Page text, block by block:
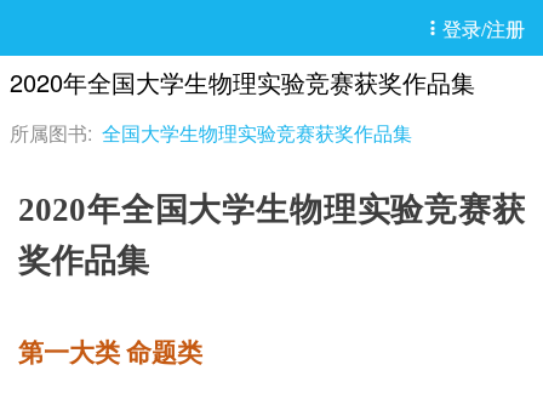
登录/注册
2020年全国大学生物理实验竞赛获奖作品集
所属图书: 全国大学生物理实验竞赛获奖作品集
2020年全国大学生物理实验竞赛获
奖作品集
第一大类 命题类